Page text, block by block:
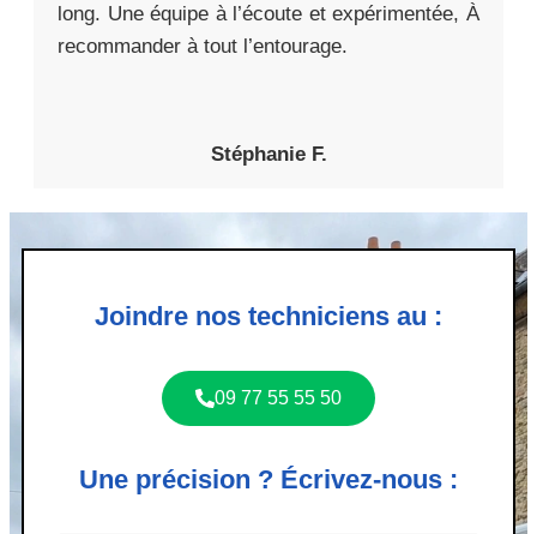
long. Une équipe à l’écoute et expérimentée, À
recommander à tout l’entourage.
Stéphanie F.
Joindre nos techniciens au :
09 77 55 55 50
Une précision ? Écrivez-nous :